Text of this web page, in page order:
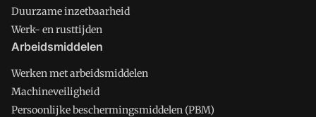
Duurzame inzetbaarheid
Werk- en rusttijden
Arbeidsmiddelen
Werken met arbeidsmiddelen
Machineveiligheid
Persoonlijke beschermingsmiddelen (PBM)